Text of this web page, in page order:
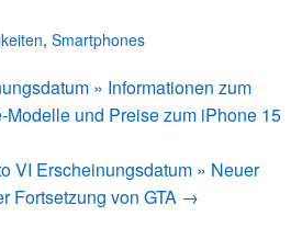
, Smartphones
» Informationen zum
und Preise zum iPhone 15
VI Erscheinungsdatum » Neuer
Fortsetzung von GTA →